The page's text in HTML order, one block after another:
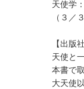
天使学
（３／
【出版
天使と
本書で
大天使